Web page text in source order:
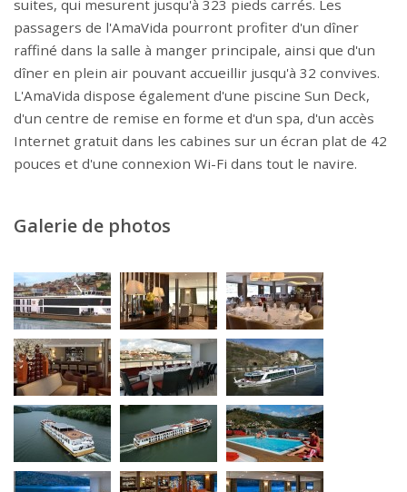
suites, qui mesurent jusqu'à 323 pieds carrés. Les
passagers de l'AmaVida pourront profiter d'un dîner
raffiné dans la salle à manger principale, ainsi que d'un
dîner en plein air pouvant accueillir jusqu'à 32 convives.
L'AmaVida dispose également d'une piscine Sun Deck,
d'un centre de remise en forme et d'un spa, d'un accès
Internet gratuit dans les cabines sur un écran plat de 42
pouces et d'une connexion Wi-Fi dans tout le navire.
Galerie de photos